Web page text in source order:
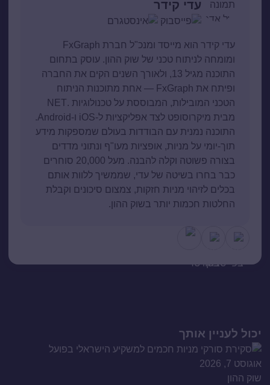
עדי קידר
עדי קידר הוא מייסד ומנכ"ל חברת FxGraph
ומומחה לניתוח טכני של שוק ההון. עוסק בתחום
התוכנה מגיל 13, ולאורך השנים הקים את החברה
ופיתח את FxGraph — אחת מתוכנות הניתוח
הטכני המובילות, המבוססת על טכנולוגיות .NET
מבית מיקרוסופט לצד אפליקציות ל-iOS ו-Android.
התוכנה נמנית עם הבודדות בעולם שמספקות מידע
תוך-יומי על מניות, אופציות מעו"ף ונתוני מדדים
בצורה פשוטה וקלה להבנה. מעל 20,000 סוחרים
כבר בחרו בשיטה של עדי, שממשיך ללוות אותם
בכלים לזיהוי מניות חזקות, צמצום סיכונים וקבלת
החלטות חכמות יותר בשוק ההון.
יכול לעניין אותך
אוגוסט 7, 2026
שוק ההון